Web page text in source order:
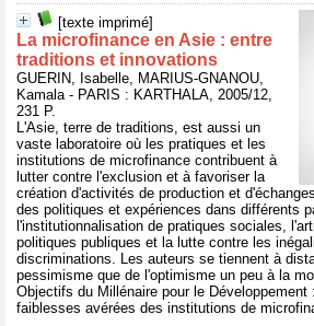
[texte imprimé]
La microfinance en Asie : entre
traditions et innovations
GUERIN, Isabelle, MARIUS-GNANOU,
Kamala - PARIS : KARTHALA, 2005/12,
231 P.
L'Asie, terre de traditions, est aussi un
vaste laboratoire où les pratiques et les
institutions de microfinance contribuent à
lutter contre l'exclusion et à favoriser la
création d'activités de production et
des politiques et expériences dans différents
l'institutionnalisation de pratiques sociales,
politiques publiques et la lutte contre les
discriminations. Les auteurs se tiennent à
pessimisme que de l'optimisme un peu à la
Objectifs du Millénaire pour le
faiblesses avérées des institutions de